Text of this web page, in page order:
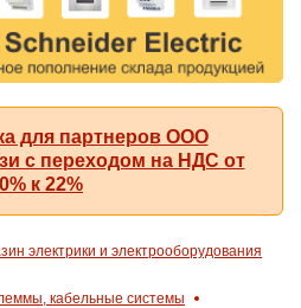
для партнеров ООО
с переходом на НДС от
к 22%
электрики и электрооборудования
кабельные системы